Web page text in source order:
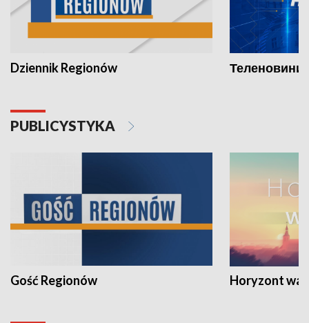
Dziennik Regionów Теленовини
PUBLICYSTYKA
Gość Regionów Horyzont